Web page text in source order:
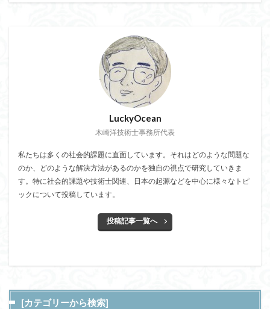
LuckyOcean
木崎洋技術士事務所代表
私たちは多くの社会的課題に直面しています。それはどのような問題な
のか、どのような解決方法があるのかを独自の視点で研究していきま
す。特に社会的課題や技術士関連、日本の起源などを中心に様々なトピ
ックについて投稿しています。
投稿記事一覧へ
[カテゴリーから検索]